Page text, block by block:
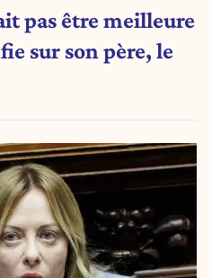
pas être meilleure
sur son père, le